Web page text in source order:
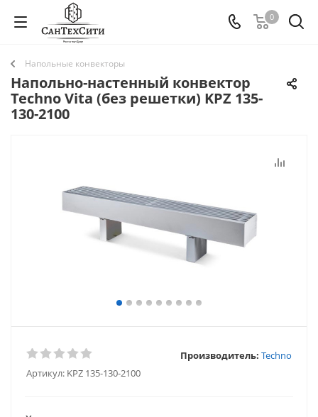
0
Напольные конвекторы
Напольно-настенный конвектор
Techno Vita (без решетки) KPZ 135-
130-2100
Артикул: KPZ 135-130-2100
Производитель: Techno